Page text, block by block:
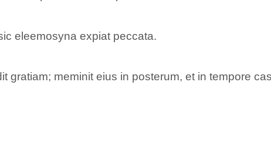
eleemosyna expiat peccata.
gratiam; meminit eius in posterum, et in tempore